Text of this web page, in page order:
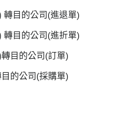
轉目的公司(進退單)
轉目的公司(進折單)
目的公司(訂單)
的公司(採購單)